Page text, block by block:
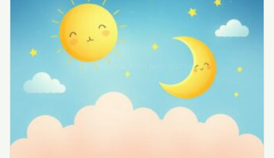
Що робити, коли небо плаче?